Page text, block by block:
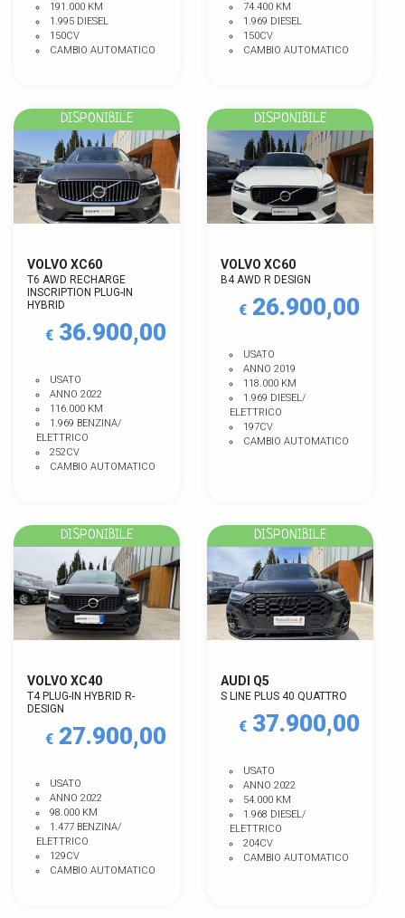
191.000 KM
1.995 DIESEL
150CV
CAMBIO AUTOMATICO
74.400 KM
1.969 DIESEL
150CV
CAMBIO AUTOMATICO
DISPONIBILE
VOLVO XC60
T6 AWD RECHARGE
INSCRIPTION PLUG-IN
HYBRID
€36.900,00
USATO
ANNO 2022
116.000 KM
1.969 BENZINA/
ELETTRICO
252CV
CAMBIO AUTOMATICO
DISPONIBILE
VOLVO XC60
B4 AWD R DESIGN
€26.900,00
USATO
ANNO 2019
118.000 KM
1.969 DIESEL/
ELETTRICO
197CV
CAMBIO AUTOMATICO
DISPONIBILE
VOLVO XC40
T4 PLUG-IN HYBRID R-
DESIGN
€27.900,00
USATO
ANNO 2022
98.000 KM
1.477 BENZINA/
ELETTRICO
129CV
CAMBIO AUTOMATICO
DISPONIBILE
AUDI Q5
S LINE PLUS 40 QUATTRO
€37.900,00
USATO
ANNO 2022
54.000 KM
1.968 DIESEL/
ELETTRICO
204CV
CAMBIO AUTOMATICO